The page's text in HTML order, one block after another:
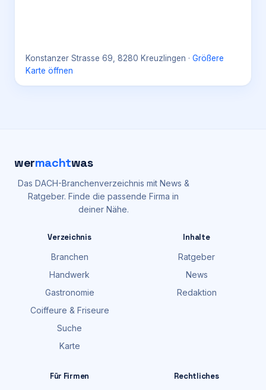
Konstanzer Strasse 69, 8280 Kreuzlingen · Größere
Karte öffnen
wermachtwas
Das DACH-Branchenverzeichnis mit News &
Ratgeber. Finde die passende Firma in
deiner Nähe.
Verzeichnis
Branchen
Handwerk
Gastronomie
Coiffeure & Friseure
Suche
Karte
Inhalte
Ratgeber
News
Redaktion
Für Firmen
Rechtliches